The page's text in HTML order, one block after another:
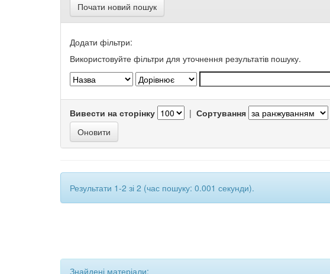
Почати новий пошук
Додати фільтри:
Використовуйте фільтри для уточнення результатів пошуку.
Вивести на сторінку | Сортування
Результати 1-2 зі 2 (час пошуку: 0.001 секунди).
Знайдені матеріали: